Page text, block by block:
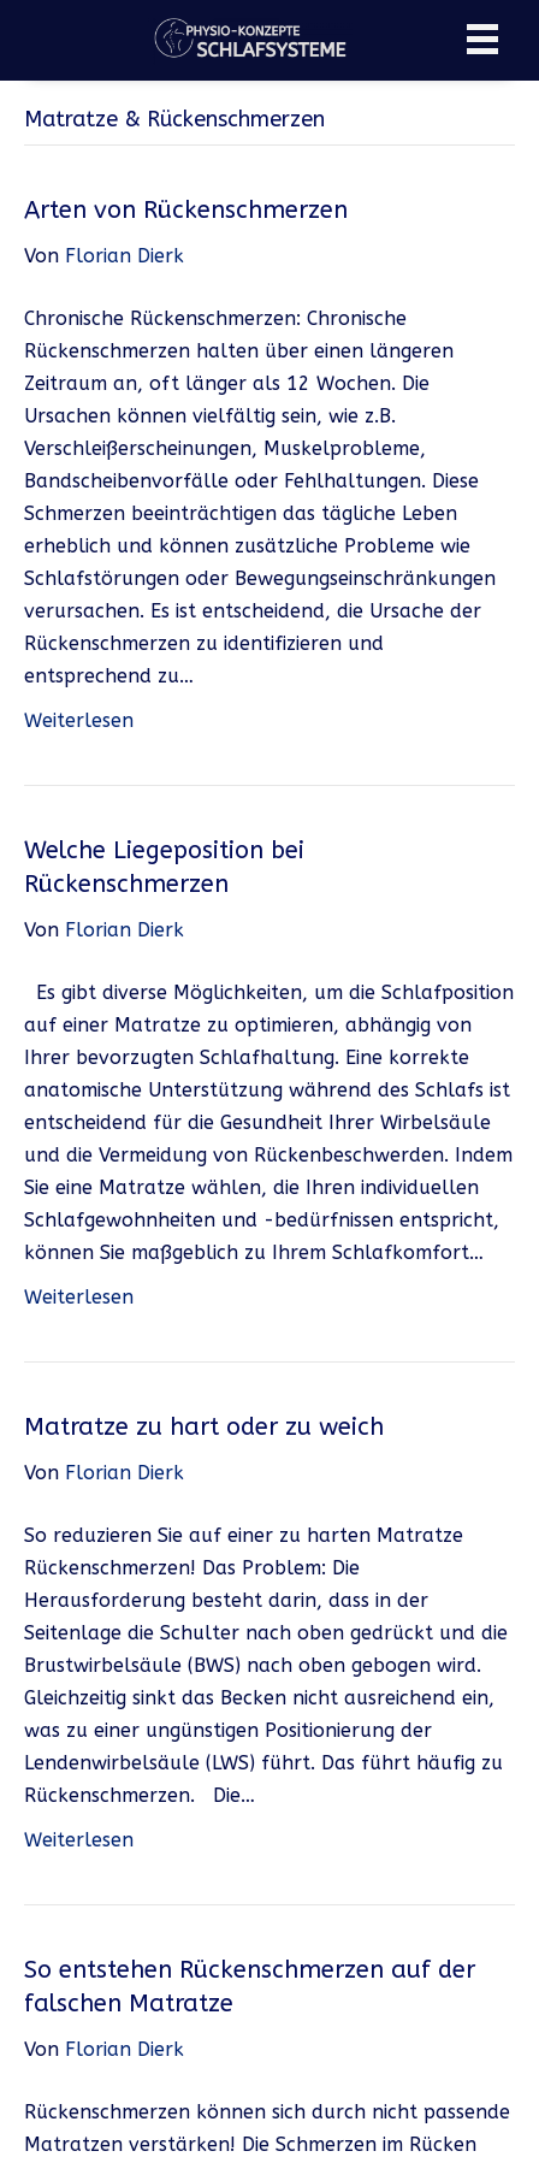
Matratze & Rückenschmerzen
Arten von Rückenschmerzen
Von Florian Dierk
Chronische Rückenschmerzen: Chronische
Rückenschmerzen halten über einen längeren
Zeitraum an, oft länger als 12 Wochen. Die
Ursachen können vielfältig sein, wie z.B.
Verschleißerscheinungen, Muskelprobleme,
Bandscheibenvorfälle oder Fehlhaltungen. Diese
Schmerzen beeinträchtigen das tägliche Leben
erheblich und können zusätzliche Probleme wie
Schlafstörungen oder Bewegungseinschränkungen
verursachen. Es ist entscheidend, die Ursache der
Rückenschmerzen zu identifizieren und
entsprechend zu…
Weiterlesen
Welche Liegeposition bei
Rückenschmerzen
Von Florian Dierk
Es gibt diverse Möglichkeiten, um die Schlafposition
auf einer Matratze zu optimieren, abhängig von
Ihrer bevorzugten Schlafhaltung. Eine korrekte
anatomische Unterstützung während des Schlafs ist
entscheidend für die Gesundheit Ihrer Wirbelsäule
und die Vermeidung von Rückenbeschwerden. Indem
Sie eine Matratze wählen, die Ihren individuellen
Schlafgewohnheiten und -bedürfnissen entspricht,
können Sie maßgeblich zu Ihrem Schlafkomfort…
Weiterlesen
Matratze zu hart oder zu weich
Von Florian Dierk
So reduzieren Sie auf einer zu harten Matratze
Rückenschmerzen! Das Problem: Die
Herausforderung besteht darin, dass in der
Seitenlage die Schulter nach oben gedrückt und die
Brustwirbelsäule (BWS) nach oben gebogen wird.
Gleichzeitig sinkt das Becken nicht ausreichend ein,
was zu einer ungünstigen Positionierung der
Lendenwirbelsäule (LWS) führt. Das führt häufig zu
Rückenschmerzen. Die…
Weiterlesen
So entstehen Rückenschmerzen auf der
falschen Matratze
Von Florian Dierk
Rückenschmerzen können sich durch nicht passende
Matratzen verstärken! Die Schmerzen im Rücken